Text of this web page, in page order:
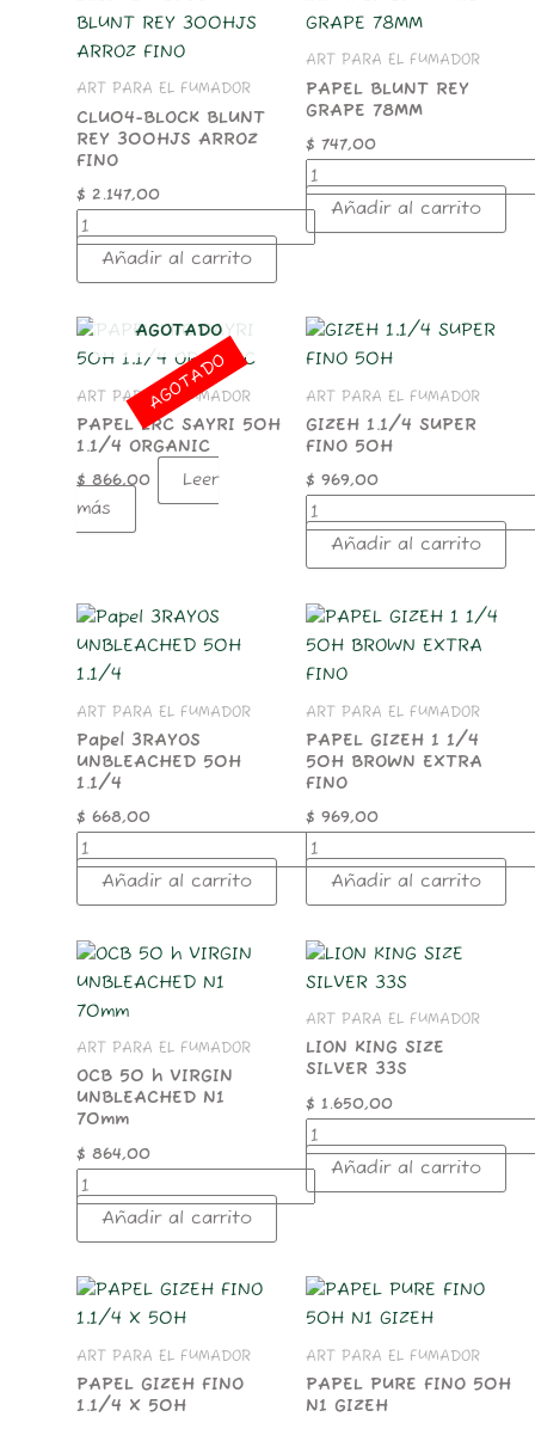
ART PARA EL FUMADOR
CLU04-BLOCK BLUNT
REY 300HJS ARROZ
FINO
$ 2.147,00
BLOCK
BLUNT
REY
300HJS
ARROZ
FINO
cantidad
Añadir al carrito
ART PARA EL FUMADOR
PAPEL BLUNT REY
GRAPE 78MM
$ 747,00
BLUNT
GRAPE
78MM
cantidad
Añadir al carrito
AGOTADO
ART PARA EL FUMADOR
PAPEL LRC SAYRI 50H
1.1/4 ORGANIC
$866,00
Leer
más
AGOTADO ART PARA EL FUMADOR
GIZEH 1.1/4 SUPER
FINO 50H
$ 969,00
GIZEH
1.1/4
FINO
50H
cantidad
Añadir al carrito
ART PARA EL FUMADOR
Papel 3RAYOS
UNBLEACHED 50H
1.1/4
$ 668,00
Papel
3RAYOS
UNBLEACHED
50H
1.1/4
cantidad
Añadir al carrito
ART PARA EL FUMADOR
PAPEL GIZEH 1 1/4
50H BROWN EXTRA
FINO
$ 969,00
PAPEL
GIZEH
1
1/4
50H
BROWN
EXTRA
FINO
cantidad
Añadir al carrito
ART PARA EL FUMADOR
OCB 50 h VIRGIN
UNBLEACHED N1
70mm
$ 864,00
OCB
50
VIRGIN
UNBLEACHED
N1
70mm
cantidad
Añadir al carrito
ART PARA EL FUMADOR
LION KING SIZE
SILVER 33S
$ 1.650,00
LION
KING
SILVER
33S
cantidad
Añadir al carrito
ART PARA EL FUMADOR
PAPEL GIZEH FINO
1.1/4 X 50H
PAPEL
GIZEH
1.1/4
X
50H
ART PARA EL FUMADOR
PAPEL PURE FINO 50H
N1 GIZEH
PAPEL
PURE
50H
N1
GIZEH